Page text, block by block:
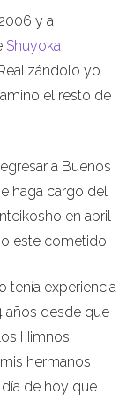
y a
Shuyoka
yo
el resto de
a Buenos
haga cargo del
en abril
este cometido.
tenía experiencia
años desde que
Himnos
hermanos
de hoy que